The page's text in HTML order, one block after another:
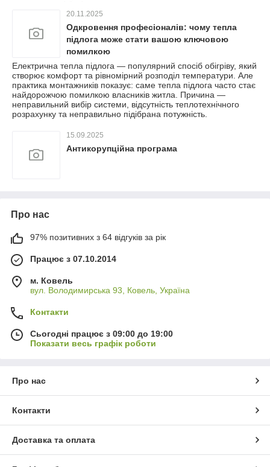
20.11.2025
Одкровення професіоналів: чому тепла
підлога може стати вашою ключовою
помилкою
Електрична тепла підлога — популярний спосіб обігріву, який
створює комфорт та рівномірний розподіл температури. Але
практика монтажників показує: саме тепла підлога часто стає
найдорожчою помилкою власників житла. Причина —
неправильний вибір системи, відсутність теплотехнічного
розрахунку та неправильно підібрана потужність.
15.09.2025
Антикорупційна програма
Про нас
97% позитивних з 64 відгуків за рік
Працює з 07.10.2014
м. Ковель
вул. Володимирська 93, Ковель, Україна
Контакти
Сьогодні працює з 09:00 до 19:00
Показати весь графік роботи
Про нас
Контакти
Доставка та оплата